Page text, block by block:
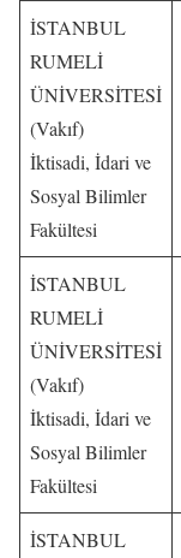
İSTANBUL
RUMELİ
ÜNİVERSİTESİ
(Vakıf)
İktisadi, İdari ve
Sosyal Bilimler
Fakültesi
İSTANBUL
RUMELİ
ÜNİVERSİTESİ
(Vakıf)
İktisadi, İdari ve
Sosyal Bilimler
Fakültesi
İSTANBUL